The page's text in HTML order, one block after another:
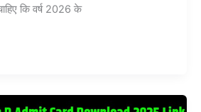
कि वर्ष 2026 के